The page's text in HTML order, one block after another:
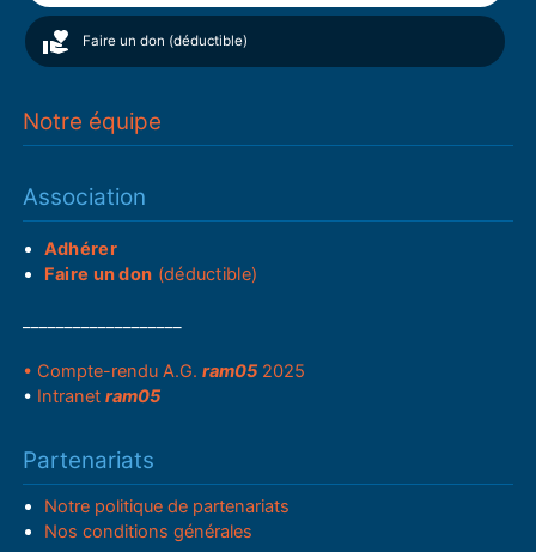
Faire un don (déductible)
Notre équipe
Association
Adhérer
Faire un don (déductible)
• Compte-rendu A.G.ram05 2025
• Intranetram05
Partenariats
Notre politique de partenariats
Nos conditions générales